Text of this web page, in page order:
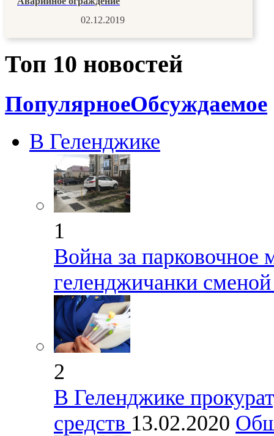
02.12.2019
Топ 10 новостей
ПопулярноеОбсуждаемое
В Геленджике
1
Война за парковочное
геленджичанки
2
В Геленджике
средств 13.02.2020